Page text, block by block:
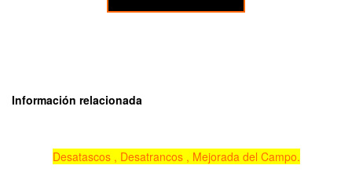
Información relacionada
Desatascos , Desatrancos , Mejorada del Campo.